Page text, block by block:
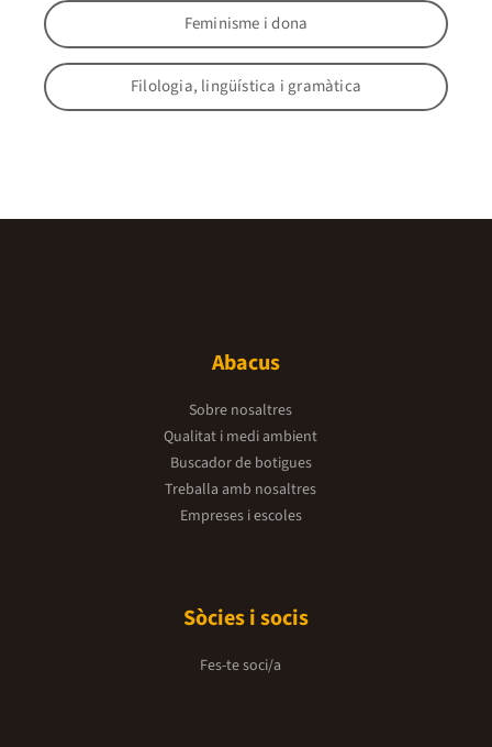
Feminisme i dona
Filologia, lingüística i gramàtica
Abacus
Sobre nosaltres
Qualitat i medi ambient
Buscador de botigues
Treballa amb nosaltres
Empreses i escoles
Sòcies i socis
Fes-te soci/a